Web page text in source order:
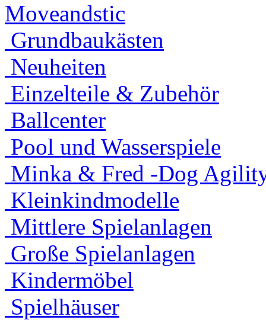
Moveandstic
Grundbaukästen
Neuheiten
Einzelteile & Zubehör
Ballcenter
Pool und Wasserspiele
Minka & Fred -Dog
Kleinkindmodelle
Mittlere Spielanlagen
Große Spielanlagen
Kindermöbel
Spielhäuser